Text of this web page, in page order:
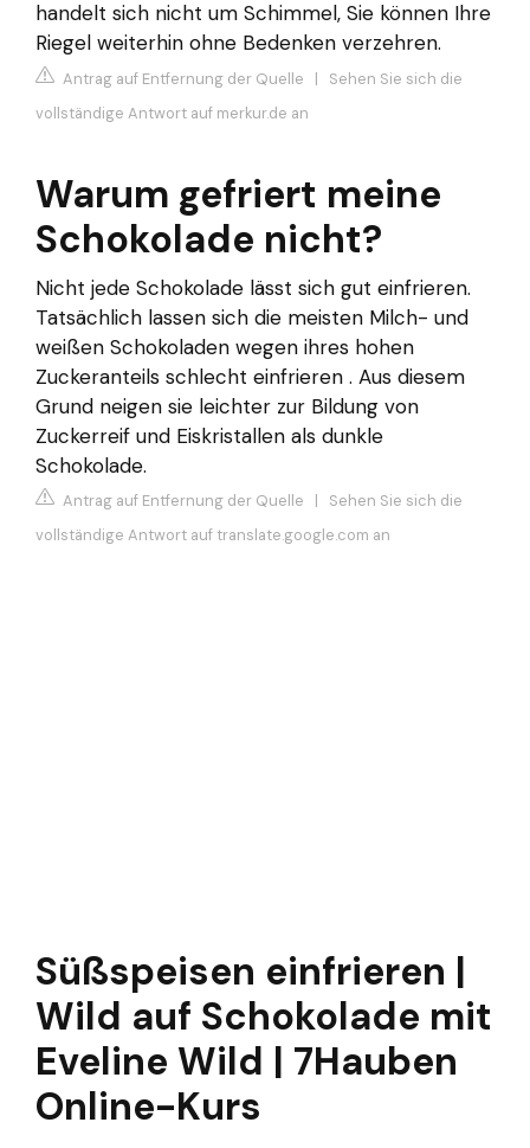
handelt sich nicht um Schimmel, Sie können Ihre
Riegel weiterhin ohne Bedenken verzehren.
Antrag auf Entfernung der Quelle | Sehen Sie sich die
vollständige Antwort auf merkur.de an
Warum gefriert meine
Schokolade nicht?
Nicht jede Schokolade lässt sich gut einfrieren.
Tatsächlich lassen sich die meisten Milch- und
weißen Schokoladen wegen ihres hohen
Zuckeranteils schlecht einfrieren . Aus diesem
Grund neigen sie leichter zur Bildung von
Zuckerreif und Eiskristallen als dunkle
Schokolade.
Antrag auf Entfernung der Quelle | Sehen Sie sich die
vollständige Antwort auf translate.google.com an
Süßspeisen einfrieren |
Wild auf Schokolade mit
Eveline Wild | 7Hauben
Online-Kurs